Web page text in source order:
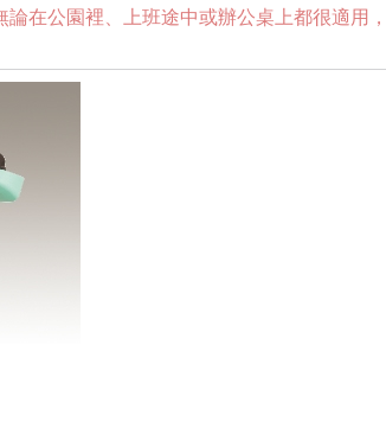
在公園裡、上班途中或辦公桌上都很適用